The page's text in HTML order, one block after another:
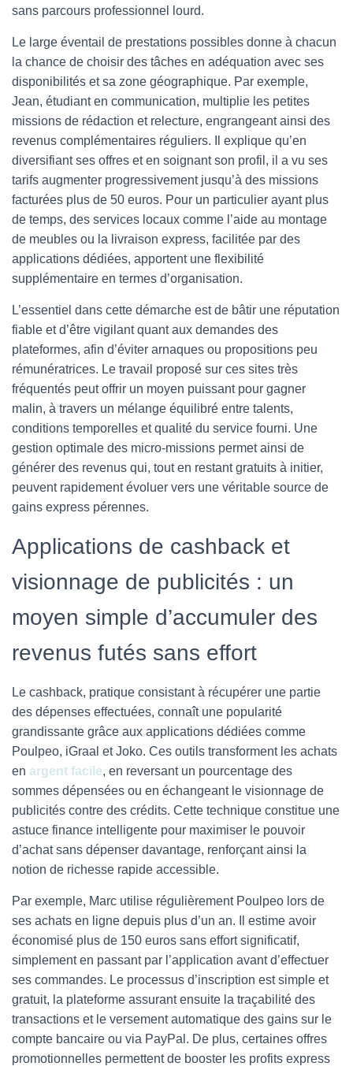
sans parcours professionnel lourd.
Le large éventail de prestations possibles donne à chacun
la chance de choisir des tâches en adéquation avec ses
disponibilités et sa zone géographique. Par exemple,
Jean, étudiant en communication, multiplie les petites
missions de rédaction et relecture, engrangeant ainsi des
revenus complémentaires réguliers. Il explique qu’en
diversifiant ses offres et en soignant son profil, il a vu ses
tarifs augmenter progressivement jusqu’à des missions
facturées plus de 50 euros. Pour un particulier ayant plus
de temps, des services locaux comme l’aide au montage
de meubles ou la livraison express, facilitée par des
applications dédiées, apportent une flexibilité
supplémentaire en termes d’organisation.
L’essentiel dans cette démarche est de bâtir une réputation
fiable et d’être vigilant quant aux demandes des
plateformes, afin d’éviter arnaques ou propositions peu
rémunératrices. Le travail proposé sur ces sites très
fréquentés peut offrir un moyen puissant pour gagner
malin, à travers un mélange équilibré entre talents,
conditions temporelles et qualité du service fourni. Une
gestion optimale des micro-missions permet ainsi de
générer des revenus qui, tout en restant gratuits à initier,
peuvent rapidement évoluer vers une véritable source de
gains express pérennes.
Applications de cashback et
visionnage de publicités : un
moyen simple d’accumuler des
revenus futés sans effort
Le cashback, pratique consistant à récupérer une partie
des dépenses effectuées, connaît une popularité
grandissante grâce aux applications dédiées comme
Poulpeo, iGraal et Joko. Ces outils transforment les achats
en argent facile, en reversant un pourcentage des
sommes dépensées ou en échangeant le visionnage de
publicités contre des crédits. Cette technique constitue une
astuce finance intelligente pour maximiser le pouvoir
d’achat sans dépenser davantage, renforçant ainsi la
notion de richesse rapide accessible.
Par exemple, Marc utilise régulièrement Poulpeo lors de
ses achats en ligne depuis plus d’un an. Il estime avoir
économisé plus de 150 euros sans effort significatif,
simplement en passant par l’application avant d’effectuer
ses commandes. Le processus d’inscription est simple et
gratuit, la plateforme assurant ensuite la traçabilité des
transactions et le versement automatique des gains sur le
compte bancaire ou via PayPal. De plus, certaines offres
promotionnelles permettent de booster les profits express